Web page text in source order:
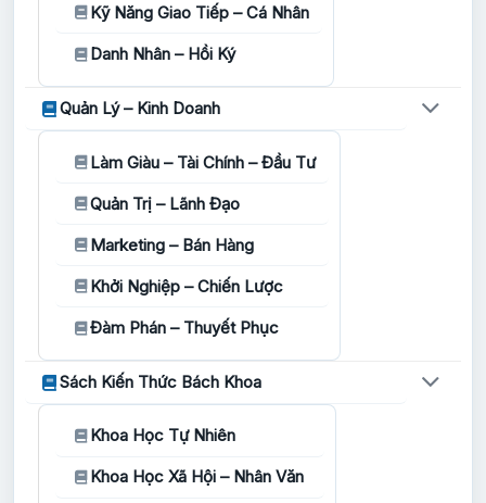
Kỹ Năng Giao Tiếp – Cá Nhân
Danh Nhân – Hồi Ký
Quản Lý – Kinh Doanh
Làm Giàu – Tài Chính – Đầu Tư
Quản Trị – Lãnh Đạo
Marketing – Bán Hàng
Khởi Nghiệp – Chiến Lược
Đàm Phán – Thuyết Phục
Sách Kiến Thức Bách Khoa
Khoa Học Tự Nhiên
Khoa Học Xã Hội – Nhân Văn